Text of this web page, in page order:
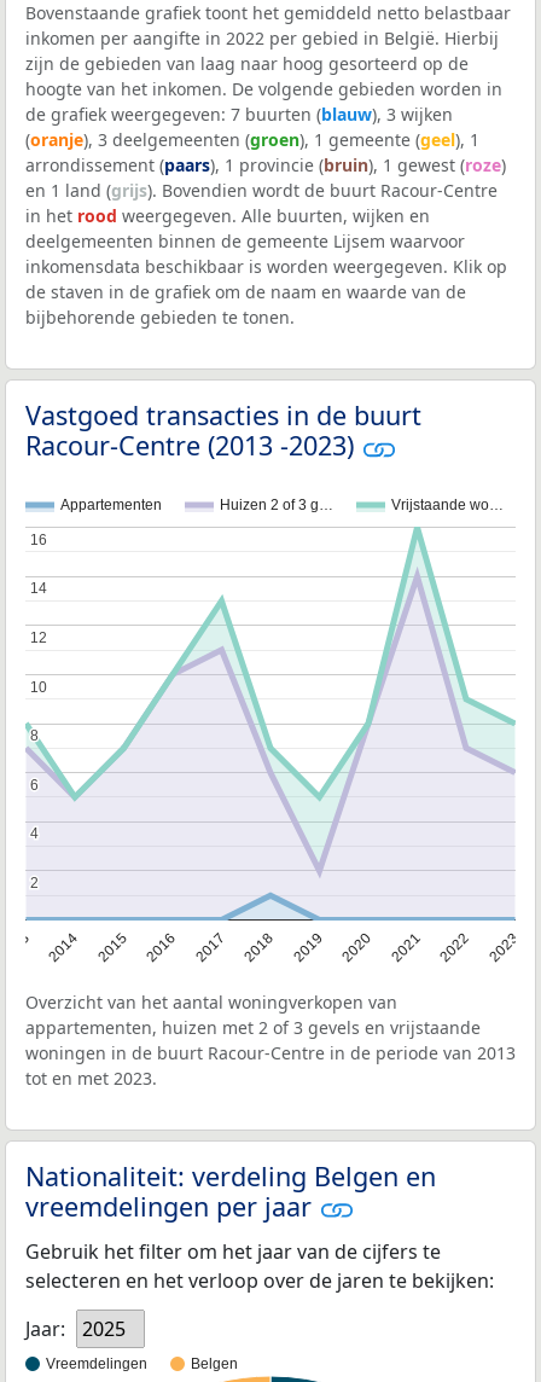
Bovenstaande grafiek toont het gemiddeld netto belastbaar
inkomen per aangifte in 2022 per gebied in België. Hierbij
zijn de gebieden van laag naar hoog gesorteerd op de
hoogte van het inkomen. De volgende gebieden worden in
de grafiek weergegeven: 7 buurten (blauw), 3 wijken
(oranje), 3 deelgemeenten (groen), 1 gemeente (geel), 1
arrondissement (paars), 1 provincie (bruin), 1 gewest (roze)
en 1 land (grijs). Bovendien wordt de buurt Racour-Centre
in het rood weergegeven. Alle buurten, wijken en
deelgemeenten binnen de gemeente Lijsem waarvoor
inkomensdata beschikbaar is worden weergegeven. Klik op
de staven in de grafiek om de naam en waarde van de
bijbehorende gebieden te tonen.
Vastgoed transacties in de buurt
Racour-Centre (2013 -2023)
Appartementen Huizen 2 of 3 g… Vrijstaande wo…
2014 2015 2016 2017 2018 2019 2020 2021 2022 2023
2
2
4
4
6
6
8
8
10
10
12
12
14
14
16
16
Overzicht van het aantal woningverkopen van
appartementen, huizen met 2 of 3 gevels en vrijstaande
woningen in de buurt Racour-Centre in de periode van 2013
tot en met 2023.
Nationaliteit: verdeling Belgen en
vreemdelingen per jaar
Gebruik het filter om het jaar van de cijfers te
selecteren en het verloop over de jaren te bekijken:
Jaar:
2025
Vreemdelingen Belgen